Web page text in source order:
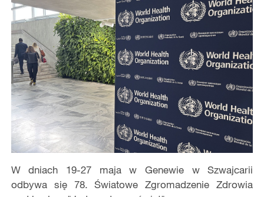
W dniach 19-27 maja w Genewie w Szwajcarii
odbywa się 78. Światowe Zgromadzenie Zdrowia